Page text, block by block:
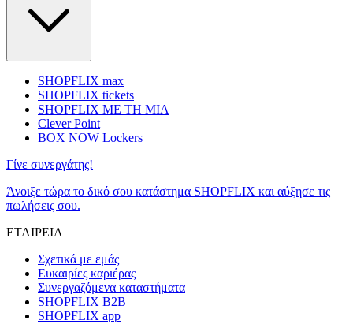
SHOPFLIX max
SHOPFLIX tickets
SHOPFLIX ΜΕ ΤΗ ΜΙΑ
Clever Point
BOX NOW Lockers
Γίνε συνεργάτης!
Άνοιξε τώρα το δικό σου κατάστημα SHOPFLIX και αύξησε τις
πωλήσεις σου.
ΕΤΑΙΡΕΙΑ
Σχετικά με εμάς
Ευκαιρίες καριέρας
Συνεργαζόμενα καταστήματα
SHOPFLIX B2B
SHOPFLIX app